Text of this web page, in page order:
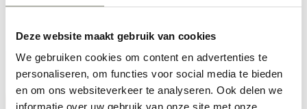
Deze website maakt gebruik van cookies
We gebruiken cookies om content en advertenties te
personaliseren, om functies voor social media te bieden
en om ons websiteverkeer te analyseren. Ook delen we
informatie over uw gebruik van onze site met onze